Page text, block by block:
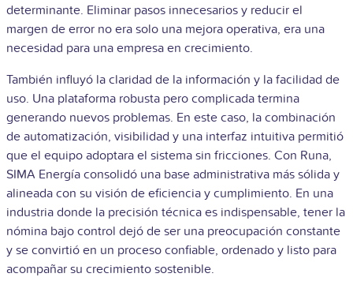
determinante. Eliminar pasos innecesarios y reducir el
margen de error no era solo una mejora operativa, era una
necesidad para una empresa en crecimiento.
También influyó la claridad de la información y la facilidad de
uso. Una plataforma robusta pero complicada termina
generando nuevos problemas. En este caso, la combinación
de automatización, visibilidad y una interfaz intuitiva permitió
que el equipo adoptara el sistema sin fricciones. Con Runa,
SIMA Energía consolidó una base administrativa más sólida y
alineada con su visión de eficiencia y cumplimiento. En una
industria donde la precisión técnica es indispensable, tener la
nómina bajo control dejó de ser una preocupación constante
y se convirtió en un proceso confiable, ordenado y listo para
acompañar su crecimiento sostenible.